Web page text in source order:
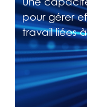
pour gérer
travail liées